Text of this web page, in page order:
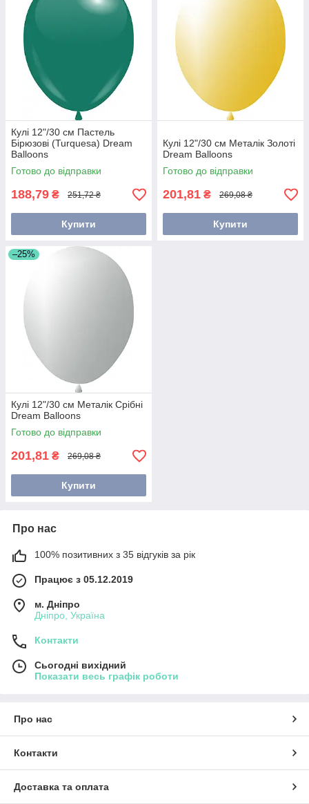
Кулі 12"/30 см Пастель
Бірюзові (Turquesa) Dream
Balloons
Готово до відправки
188,79 ₴ 251,72 ₴
Купити
Кулі 12"/30 см Металік Золоті
Dream Balloons
Готово до відправки
201,81 ₴ 269,08 ₴
Купити
–25%
Кулі 12"/30 см Металік Срібні
Dream Balloons
Готово до відправки
201,81 ₴ 269,08 ₴
Купити
Про нас
100% позитивних з 35 відгуків за рік
Працює з 05.12.2019
м. Дніпро
Дніпро, Україна
Контакти
Сьогодні вихідний
Показати весь графік роботи
Про нас
Контакти
Доставка та оплата